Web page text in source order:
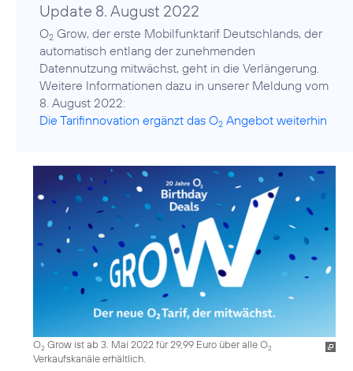
Update 8. August 2022
O2 Grow, der erste Mobilfunktarif Deutschlands, der
automatisch entlang der zunehmenden
Datennutzung mitwächst, geht in die Verlängerung.
Weitere Informationen dazu in unserer Meldung vom
Die Tarifinnovation ergänzt das O2 Angebot weiterhin
O2 Grow ist ab 3. Mai 2022 für 29,99 Euro über alle O2
Verkaufskanäle erhältlich.